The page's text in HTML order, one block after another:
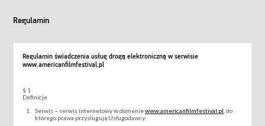
Regulamin
Regulamin świadczenia usług drogą elektroniczną w serwisie
www.americanfilmfestival.pl
§ 1
Definicje
Serwis – serwis internetowy w domeniewww.americanfilmfestival.pl , do
którego prawa przysługują Usługodawcy;